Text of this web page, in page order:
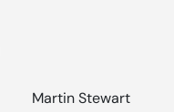
Martin Stewart